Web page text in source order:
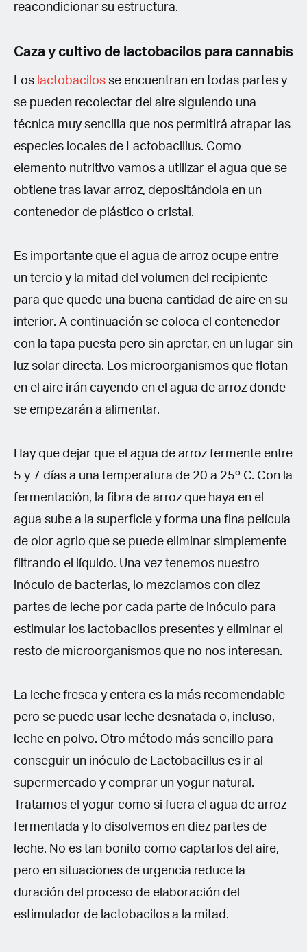
reacondicionar su estructura.
Caza y cultivo de lactobacilos para cannabis
Los lactobacilos se encuentran en todas partes y
se pueden recolectar del aire siguiendo una
técnica muy sencilla que nos permitirá atrapar las
especies locales de Lactobacillus. Como
elemento nutritivo vamos a utilizar el agua que se
obtiene tras lavar arroz, depositándola en un
contenedor de plástico o cristal.
Es importante que el agua de arroz ocupe entre
un tercio y la mitad del volumen del recipiente
para que quede una buena cantidad de aire en su
interior. A continuación se coloca el contenedor
con la tapa puesta pero sin apretar, en un lugar sin
luz solar directa. Los microorganismos que flotan
en el aire irán cayendo en el agua de arroz donde
se empezarán a alimentar.
Hay que dejar que el agua de arroz fermente entre
5 y 7 días a una temperatura de 20 a 25º C. Con la
fermentación, la fibra de arroz que haya en el
agua sube a la superficie y forma una fina película
de olor agrio que se puede eliminar simplemente
filtrando el líquido. Una vez tenemos nuestro
inóculo de bacterias, lo mezclamos con diez
partes de leche por cada parte de inóculo para
estimular los lactobacilos presentes y eliminar el
resto de microorganismos que no nos interesan.
La leche fresca y entera es la más recomendable
pero se puede usar leche desnatada o, incluso,
leche en polvo. Otro método más sencillo para
conseguir un inóculo de Lactobacillus es ir al
supermercado y comprar un yogur natural.
Tratamos el yogur como si fuera el agua de arroz
fermentada y lo disolvemos en diez partes de
leche. No es tan bonito como captarlos del aire,
pero en situaciones de urgencia reduce la
duración del proceso de elaboración del
estimulador de lactobacilos a la mitad.